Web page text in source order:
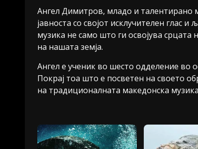
Ангел Димитров, младо и талентирано
јавноста со својот исклучителен глас
музика не само што ги освојува срцата
на нашата земја.
Ангел е ученик во шесто одделение во
Покрај тоа што е посветен на своето
на традиционалната македонска